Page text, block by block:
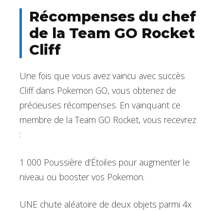
Récompenses du chef
de la Team GO Rocket
Cliff
Une fois que vous avez vaincu avec succès
Cliff dans Pokemon GO, vous obtenez de
précieuses récompenses. En vainquant ce
membre de la Team GO Rocket, vous recevrez
:
1 000 Poussière d’Étoiles pour augmenter le
niveau ou booster vos Pokemon.
UNE chute aléatoire de deux objets parmi 4x